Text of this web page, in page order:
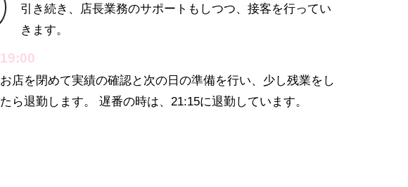
引き続き、店長業務のサポートもしつつ、接客を行ってい
きます。
19:00
お店を閉めて実績の確認と次の日の準備を行い、少し残業をし
たら退勤します。 遅番の時は、21:15に退勤しています。